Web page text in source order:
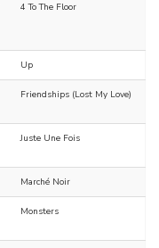
4 To The Floor
Up
Friendships (Lost My Love)
Juste Une Fois
Marché Noir
Monsters